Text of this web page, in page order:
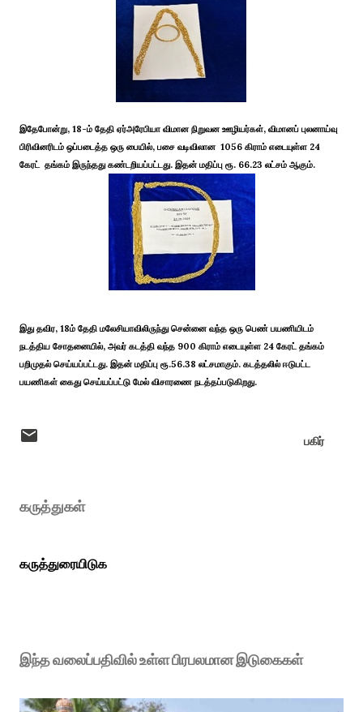
இதேபோன்று, 18-ம் தேதி ஏர்அரேபியா விமான நிறுவன ஊழியர்கள், விமானப் புலனாய்வு
பிரிவினரிடம் ஒப்படைத்த ஒரு பையில், பசை வடிவிலான 1056 கிராம் எடையுள்ள 24
கேரட் தங்கம் இருந்தது கண்டறியப்பட்டது. இதன் மதிப்பு ரூ. 66.23 லட்சம் ஆகும்.
இது தவிர, 18ம் தேதி மலேசியாவிலிருந்து சென்னை வந்த ஒரு பெண் பயணியிடம்
நடத்திய சோதனையில், அவர் கடத்தி வந்த 900 கிராம் எடையுள்ள 24 கேரட் தங்கம்
பறிமுதல் செய்யப்பட்டது. இதன் மதிப்பு ரூ.56.38 லட்சமாகும். கடத்தலில் ஈடுபட்ட
பயணிகள் கைது செய்யப்பட்டு மேல் விசாரணை நடத்தப்படுகிறது.
பகிர்
கருத்துகள்
கருத்துரையிடுக
இந்த வலைப்பதிவில் உள்ள பிரபலமான இடுகைகள்